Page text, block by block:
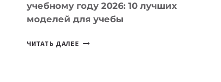
учебному году 2026: 10 лучших
моделей для учебы
ЧИТАТЬ ДАЛЕЕ КАКОЙ